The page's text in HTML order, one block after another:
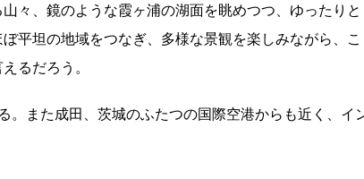
々、鏡のような霞ヶ浦の湖面を眺めつつ、ゆったりと
平坦の地域をつなぎ、多様な景観を楽しみながら、こ
るだろう。
。また成田、茨城のふたつの国際空港からも近く、イ